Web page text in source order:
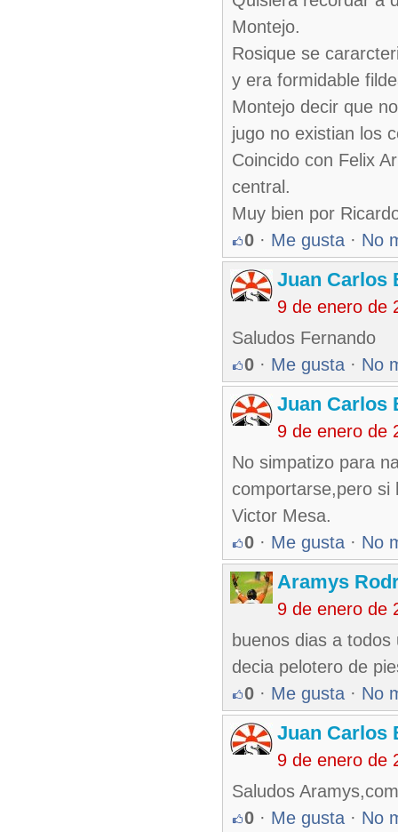
Montejo.
Rosique se
y era formidable
Montejo decir que
jugo no existian los
Coincido con Felix
central.
Muy bien por
0 · Me gusta · No
Juan Carlos
9 de enero de
Saludos Fernando
0 · Me gusta · No
Juan Carlos
9 de enero de
No simpatizo para
comportarse,pero si
Victor Mesa.
0 · Me gusta · No
Aramys
9 de enero de
buenos dias a
decia pelotero de
0 · Me gusta · No
Juan Carlos
9 de enero de
Saludos
0 · Me gusta · No